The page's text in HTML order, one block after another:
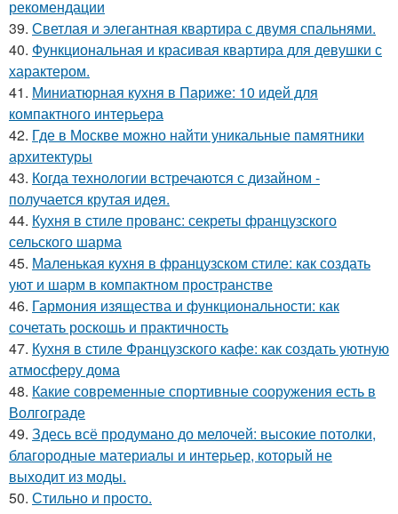
рекомендации
39. Светлая и элегантная квартира с двумя спальнями.
40. Функциональная и красивая квартира для девушки с
характером.
41. Миниатюрная кухня в Париже: 10 идей для
компактного интерьера
42. Где в Москве можно найти уникальные памятники
архитектуры
43. Когда технологии встречаются с дизайном -
получается крутая идея.
44. Кухня в стиле прованс: секреты французского
сельского шарма
45. Маленькая кухня в французском стиле: как создать
уют и шарм в компактном пространстве
46. Гармония изящества и функциональности: как
сочетать роскошь и практичность
47. Кухня в стиле Французского кафе: как создать уютную
атмосферу дома
48. Какие современные спортивные сооружения есть в
Волгограде
49. Здесь всё продумано до мелочей: высокие потолки,
благородные материалы и интерьер, который не
выходит из моды.
50. Стильно и просто.